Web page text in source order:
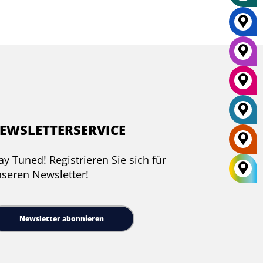
Tuned! Registrieren Sie sich für
Newsletter!
Newsletter abonnieren